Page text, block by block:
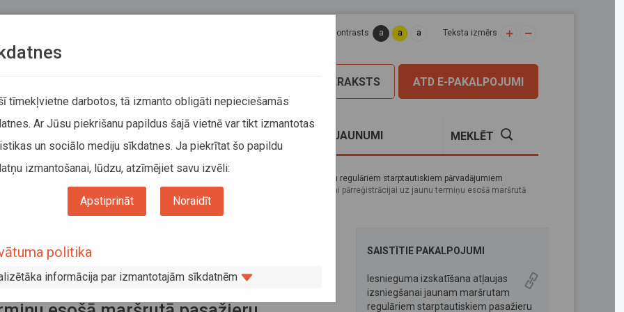
Lapas kontrasts a a a Teksta izmērs
ATD E-PAKALPOJUMI
PIERAKSTS
JAUNUMI MEKLĒT
Maršruta atļaujas pasažieru regulāriem starptautiskiem pārvadājumiem
izskatīšana atļaujas izsniegšanai jaunam maršrutam, grozītam maršrutam vai pārreģistrācijai uz jaunu termiņu esošā maršrutā
regulāriem starptautiskiem pārvadājumiem Eiropas Savienības teritorijā
izskatīšana atļaujas
jaunam maršrutam, grozītam
SAISTĪTIE PAKALPOJUMI
Iesnieguma izskatīšana atļaujas
izsniegšanai jaunam maršrutam
regulāriem starptautiskiem pasažieru
tīmekļvietne darbotos, tā izmanto obligāti nepieciešamās
Ar Jūsu piekrišanu papildus šajā vietnē var tikt izmantotas
un sociālo mediju sīkdatnes. Ja piekrītat šo papildu
izmantošanai, lūdzu, atzīmējiet savu izvēli:
Apstiprināt Noraidīt
politika
informācija par izmantotajām sīkdatnēm